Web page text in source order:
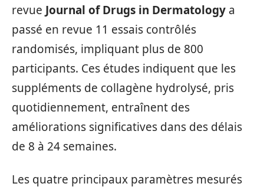
revue Journal of Drugs in Dermatology a
passé en revue 11 essais contrôlés
randomisés, impliquant plus de 800
participants. Ces études indiquent que les
suppléments de collagène hydrolysé, pris
quotidiennement, entraînent des
améliorations significatives dans des délais
de 8 à 24 semaines.
Les quatre principaux paramètres mesurés